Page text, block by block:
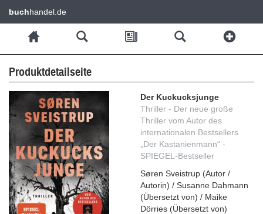
buchhandel.de
Produktdetailseite
Der Kuckucksjunge
Thriller - Der neue große
Thriller vom Autor des
internationalen Bestsellers
„Der Kastanienmann“ -
SPIEGEL-Bestseller
Søren Sveistrup (Autor /
Autorin) / Susanne Dahmann
(Übersetzt von) / Maike
Dörries (Übersetzt von)